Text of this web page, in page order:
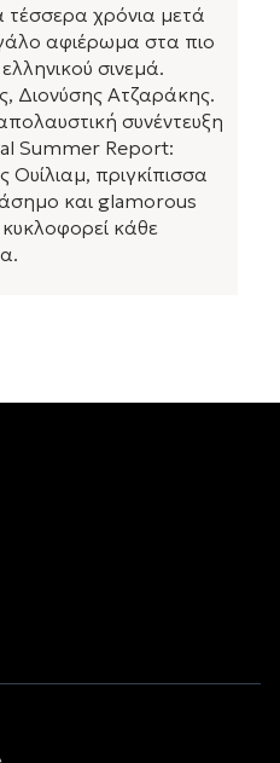
τέσσερα χρόνια μετά
αφιέρωμα στα πιο
σινεμά.
Διονύσης Ατζαράκης.
συνέντευξη
Summer Report:
πριγκίπισσα
και glamorous
κάθε